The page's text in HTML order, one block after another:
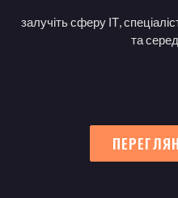
залучіть сферу ІТ,
та